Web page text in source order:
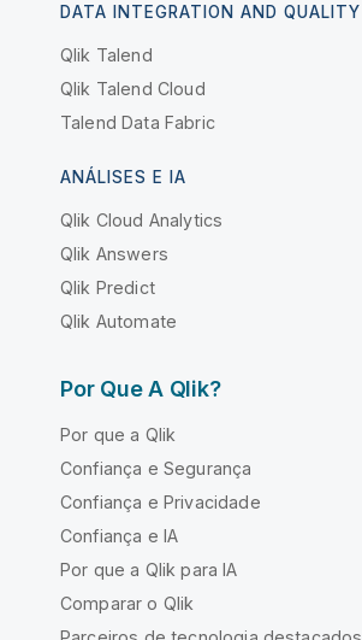
DATA INTEGRATION AND QUALITY
Qlik Talend
Qlik Talend Cloud
Talend Data Fabric
ANÁLISES E IA
Qlik Cloud Analytics
Qlik Answers
Qlik Predict
Qlik Automate
Por Que A Qlik?
Por que a Qlik
Confiança e Segurança
Confiança e Privacidade
Confiança e IA
Por que a Qlik para IA
Comparar o Qlik